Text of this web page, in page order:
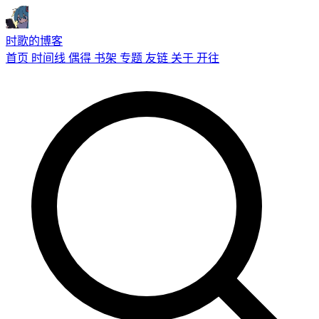
时歌的博客
首页 时间线 偶得 书架 专题 友链 关于 开往